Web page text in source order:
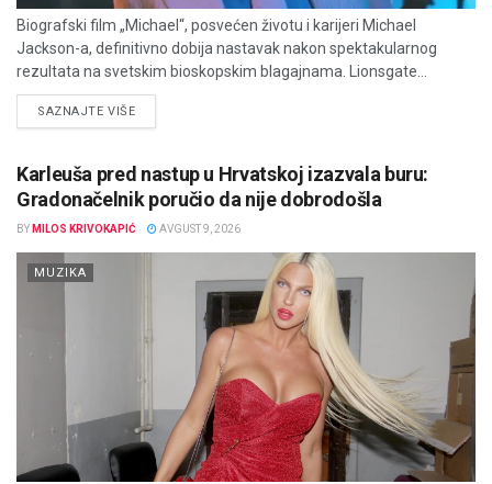
Biografski film „Michael“, posvećen životu i karijeri Michael
Jackson-a, definitivno dobija nastavak nakon spektakularnog
rezultata na svetskim bioskopskim blagajnama. Lionsgate...
SAZNAJTE VIŠEDETAILS
Karleuša pred nastup u Hrvatskoj izazvala buru:
Gradonačelnik poručio da nije dobrodošla
BY MILOS KRIVOKAPIĆ AVGUST 9, 2026
MUZIKA